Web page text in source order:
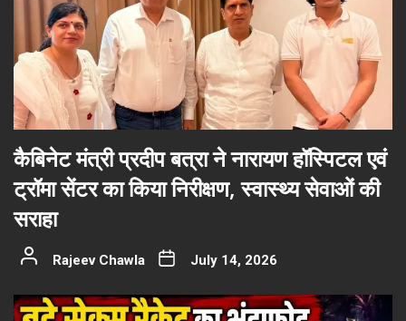
कैबिनेट मंत्री प्रदीप बत्रा ने नारायण हॉस्पिटल एवं
ट्रॉमा सेंटर का किया निरीक्षण, स्वास्थ्य सेवाओं की
सराहा
Rajeev Chawla July 14, 2026